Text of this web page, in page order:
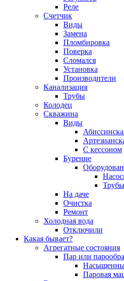
Реле
Счетчик
Виды
Замена
Пломбировка
Поверка
Сломался
Установка
Производители
Канализация
Трубы
Колодец
Скважина
Виды
С кессоном
Бурение
Трубы
На даче
Очистка
Ремонт
Холодная вода
Отключили
Какая бывает?
Агрегатные состояния
Пар или
Паровая